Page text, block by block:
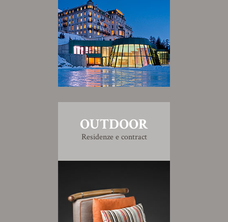
OUTDOOR
Residenze e contract